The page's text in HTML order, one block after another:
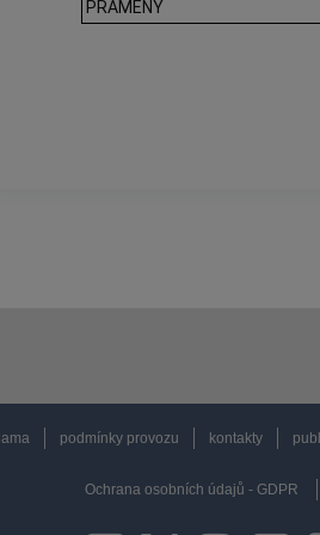
PRAMENY
podmínky provozu kontakty
Ochrana osobních údajů - GDPR